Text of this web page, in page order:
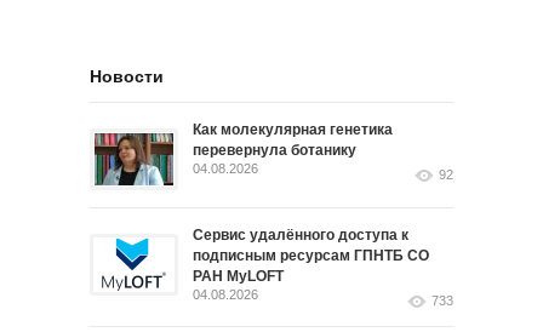
Новости
Как молекулярная генетика
перевернула ботанику
04.08.2026 92
Сервис удалённого доступа к
подписным ресурсам ГПНТБ СО
РАН MyLOFT
04.08.2026 733